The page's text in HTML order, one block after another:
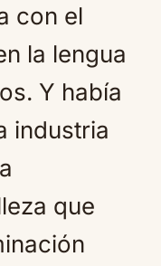
con el
la lengua
Y había
industria
que